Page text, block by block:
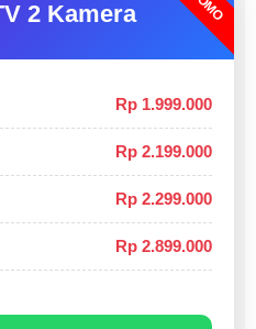
2 Kamera
Rp 1.999.000
Rp 2.199.000
Rp 2.299.000
Rp 2.899.000